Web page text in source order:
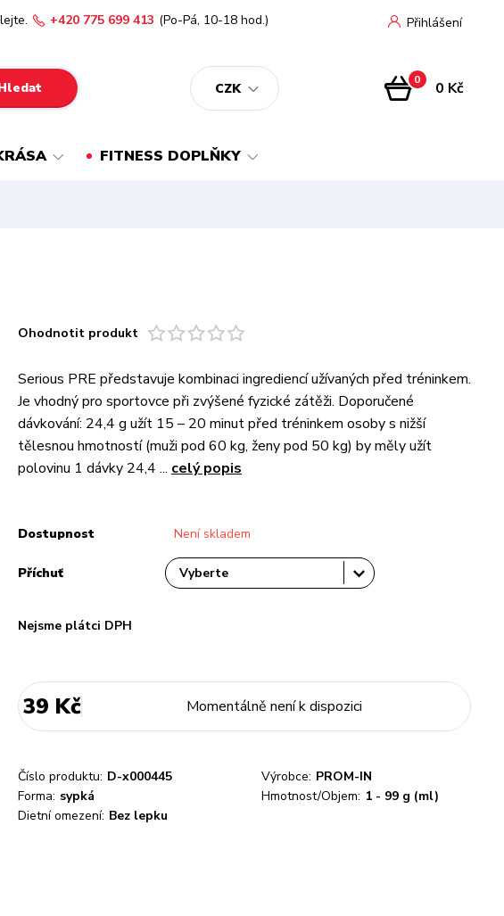
CZK
Přihlášení
+420 775 699 413 (Po-Pá, 10-18 hod.)
0 0 Kč
FITNESS DOPLŇKY
Ohodnotit produkt
Serious PRE představuje kombinaci ingrediencí užívaných před tréninkem.
Je vhodný pro sportovce při zvýšené fyzické zátěži. Doporučené
dávkování: 24,4 g užít 15 – 20 minut před tréninkem osoby s nižší
tělesnou hmotností (muži pod 60 kg, ženy pod 50 kg) by měly užít
polovinu 1 dávky 24,4 ... celý popis
Dostupnost Není skladem
Příchuť
Nejsme plátci DPH
39 Kč Momentálně není k dispozici
Číslo produktu: D-x000445 Výrobce: PROM-IN
Forma: sypká Hmotnost/Objem: 1 - 99 g (ml)
Dietní omezení: Bez lepku